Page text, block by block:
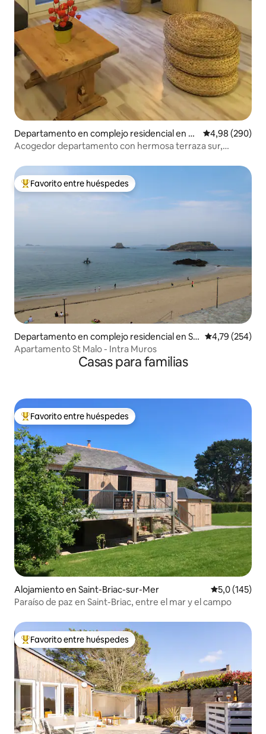
Departamento en complejo residencial en Sa
int-Malo
Calificación
4,98 (290)
Acogedor departamento con hermosa terraza sur,
Favorito entre los huéspedes más destacados
Favorito entre huéspedes
Departamento en complejo residencial en St-
Malo
Calificación
4,79 (254)
Apartamento St Malo - Intra Muros
Casas para familias
Favorito entre los huéspedes más destacados
Favorito entre huéspedes
Alojamiento en Saint-Briac-sur-Mer Calificación
5,0 (145)
Paraíso de paz en Saint-Briac, entre el mar y el campo
Favorito entre los huéspedes más destacados
Favorito entre huéspedes